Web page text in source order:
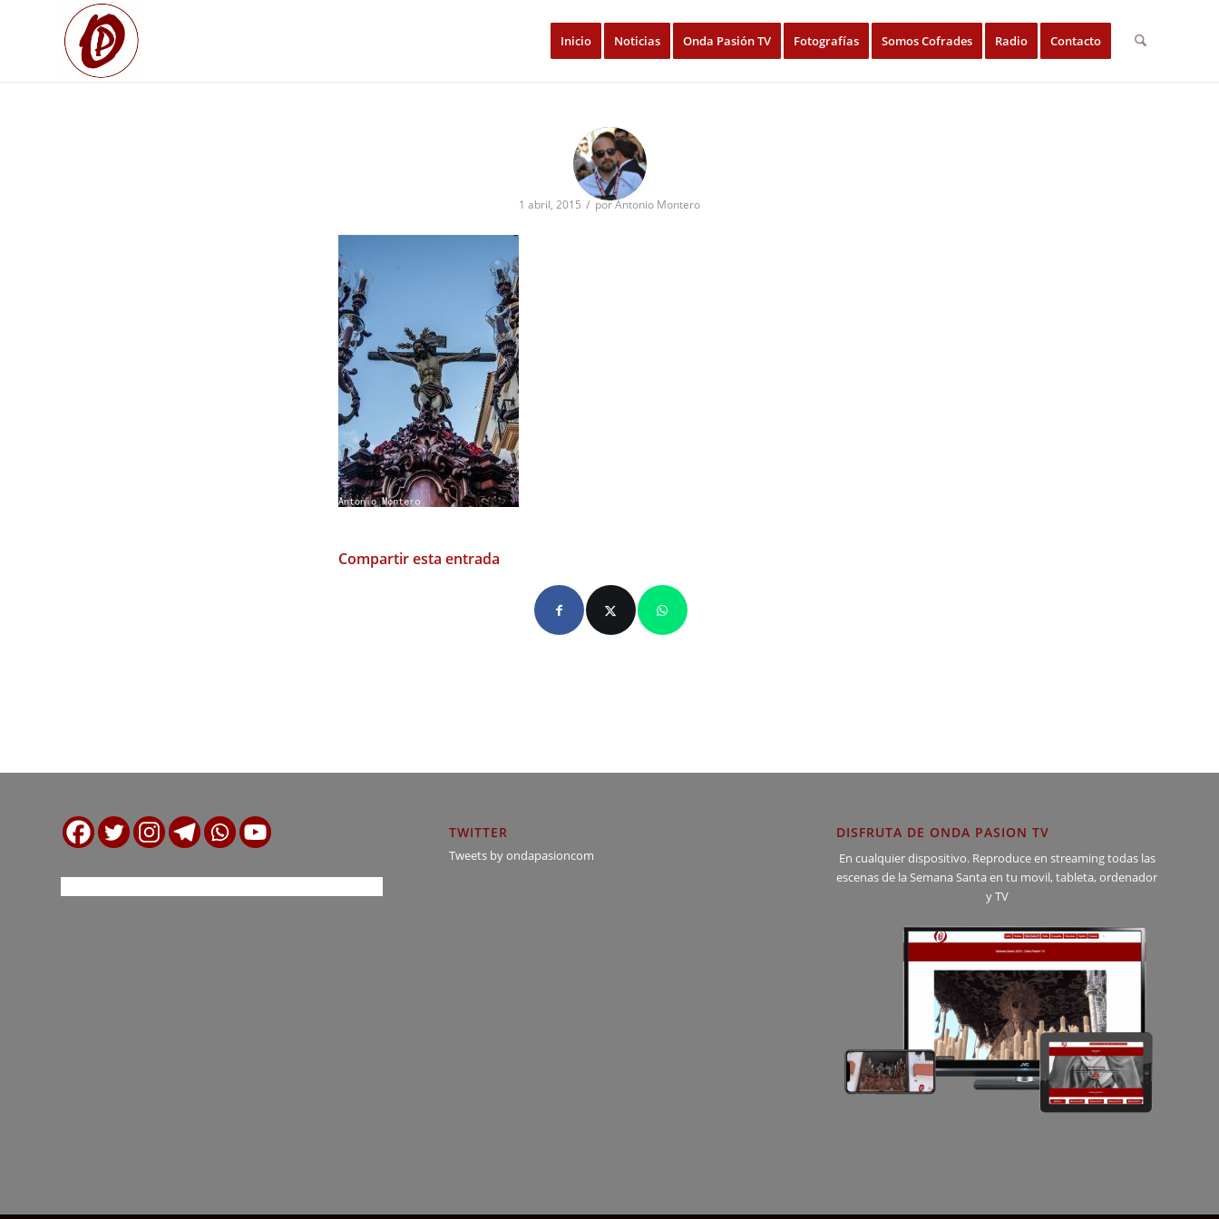
Inicio Noticias Onda Pasión TV Fotografías Somos Cofrades Radio Contacto
1 abril, 2015 / porAntonio Montero
Compartir esta entrada
TWITTER
Tweets by ondapasioncom
DISFRUTA DE ONDA PASION TV
En cualquier dispositivo. Reproduce en streaming todas las
escenas de la Semana Santa en tu movil, tableta, ordenador
y TV